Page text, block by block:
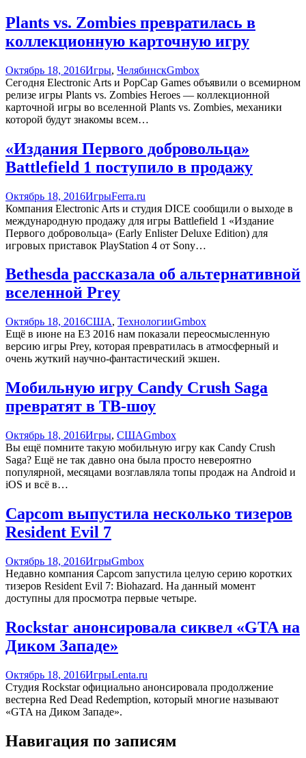
Plants vs. Zombies превратилась в
коллекционную карточную игру
Октябрь 18, 2016Игры, ЧелябинскGmbox
Сегодня Electronic Arts и PopCap Games объявили о всемирном
релизе игры Plants vs. Zombies Heroes — коллекционной
карточной игры во вселенной Plants vs. Zombies, механики
которой будут знакомы всем…
«Издания Первого добровольца»
Battlefield 1 поступило в продажу
Октябрь 18, 2016ИгрыFerra.ru
Компания Electronic Arts и студия DICE сообщили о выходе в
международную продажу для игры Battlefield 1 «Издание
Первого добровольца» (Early Enlister Deluxe Edition) для
игровых приставок PlayStation 4 от Sony…
Bethesda рассказала об альтернативной
вселенной Prey
Октябрь 18, 2016США, ТехнологииGmbox
Ещё в июне на E3 2016 нам показали переосмысленную
версию игры Prey, которая превратилась в атмосферный и
очень жуткий научно-фантастический экшен.
Мобильную игру Candy Crush Saga
превратят в ТВ-шоу
Октябрь 18, 2016Игры, СШАGmbox
Вы ещё помните такую мобильную игру как Candy Crush
Saga? Ещё не так давно она была просто невероятно
популярной, месяцами возглавляла топы продаж на Android и
iOS и всё в…
Capcom выпустила несколько тизеров
Resident Evil 7
Октябрь 18, 2016ИгрыGmbox
Недавно компания Capcom запустила целую серию коротких
тизеров Resident Evil 7: Biohazard. На данный момент
доступны для просмотра первые четыре.
Rockstar анонсировала сиквел «GTA на
Диком Западе»
Октябрь 18, 2016ИгрыLenta.ru
Студия Rockstar официально анонсировала продолжение
вестерна Red Dead Redemption, который многие называют
«GTA на Диком Западе».
Навигация по записям